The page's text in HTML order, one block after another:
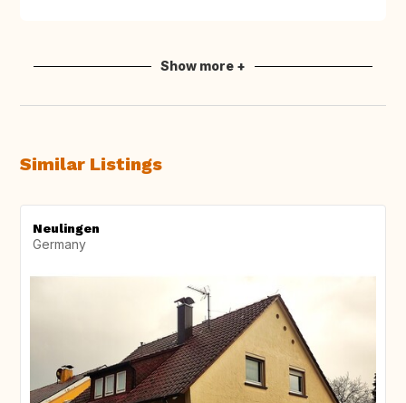
Show more +
Similar Listings
Neulingen
Germany